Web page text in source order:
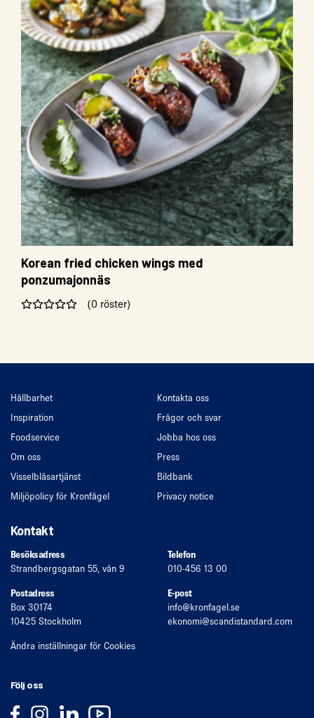
Korean fried chicken wings med
ponzumajonnäs
(0 röster)
Hållbarhet
Inspiration
Foodservice
Om oss
Visselblåsartjänst
Miljöpolicy för Kronfågel
Kontakta oss
Frågor och svar
Jobba hos oss
Press
Bildbank
Privacy notice
Kontakt
Besöksadress
Strandbergsgatan 55, vån 9
Telefon
010-456 13 00
Postadress
Box 30174
10425 Stockholm
Ändra inställningar för Cookies
E-post
info@kronfagel.se
ekonomi@scandistandard.com
Följ oss